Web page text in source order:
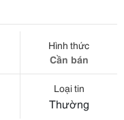
Hình thức
Cần bán
Loại tin
Thường